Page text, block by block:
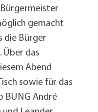
gemacht
die Bürger
Über das
Abend
sowie für das
BUNG André